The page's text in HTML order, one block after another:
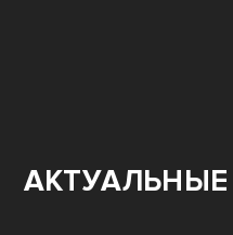
АКТУАЛЬНЫЕ